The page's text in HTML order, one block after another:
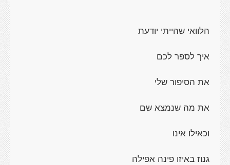
הלוואי שהייתי יודעת
איך לספר לכם
את הסיפור שלי
את מה שנמצא שם
וכאילו אינו
גנוז באיזו פינה אפילה